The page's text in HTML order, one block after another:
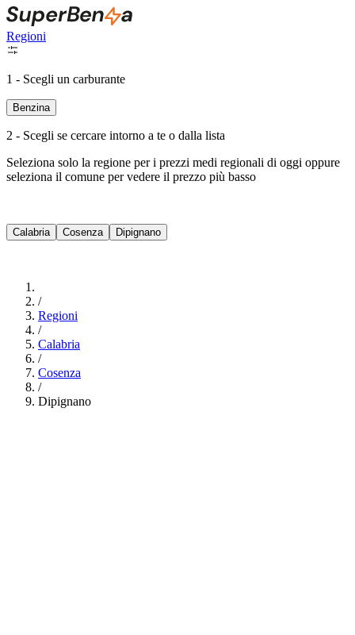
Regioni
1 - Scegli un carburante
Benzina
2 - Scegli se cercare intorno a te o dalla lista
Seleziona solo la regione per i prezzi medi regionali di oggi oppure
seleziona il comune per vedere il prezzo più basso
Calabria Cosenza Dipignano
/
Regioni
/
Calabria
/
Cosenza
/
Dipignano